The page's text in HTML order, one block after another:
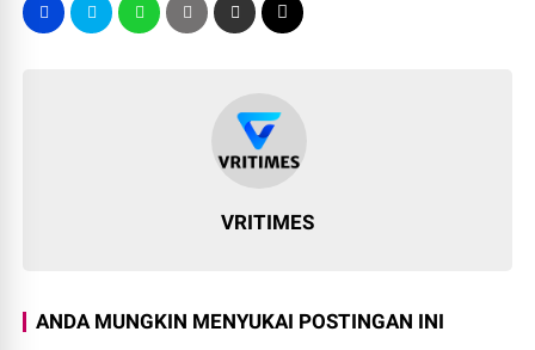
VRITIMES
ANDA MUNGKIN MENYUKAI POSTINGAN INI